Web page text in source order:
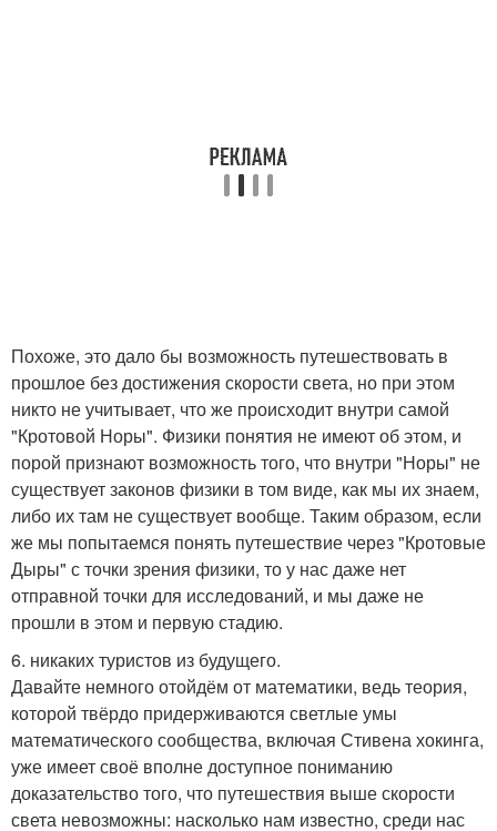
Похоже, это дало бы возможность путешествовать в
прошлое без достижения скорости света, но при этом
никто не учитывает, что же происходит внутри самой
"Кротовой Норы". Физики понятия не имеют об этом, и
порой признают возможность того, что внутри "Норы" не
существует законов физики в том виде, как мы их знаем,
либо их там не существует вообще. Таким образом, если
же мы попытаемся понять путешествие через "Кротовые
Дыры" с точки зрения физики, то у нас даже нет
отправной точки для исследований, и мы даже не
прошли в этом и первую стадию.
6. никаких туристов из будущего.
Давайте немного отойдём от математики, ведь теория,
которой твёрдо придерживаются светлые умы
математического сообщества, включая Стивена хокинга,
уже имеет своё вполне доступное пониманию
доказательство того, что путешествия выше скорости
света невозможны: насколько нам известно, среди нас